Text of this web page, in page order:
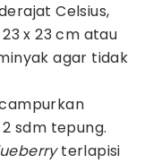
Celsius,
x 23 cm atau
agar tidak
sdm tepung.
terlapisi